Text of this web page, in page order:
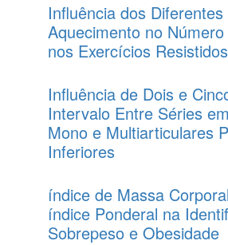
Influência dos
Aquecimento no
nos Exercícios Resistidos
Influência de Dois e
Intervalo Entre Séries
Mono e Multiarticulares
Inferiores
índice de Massa
índice Ponderal na
Sobrepeso e Obesidade